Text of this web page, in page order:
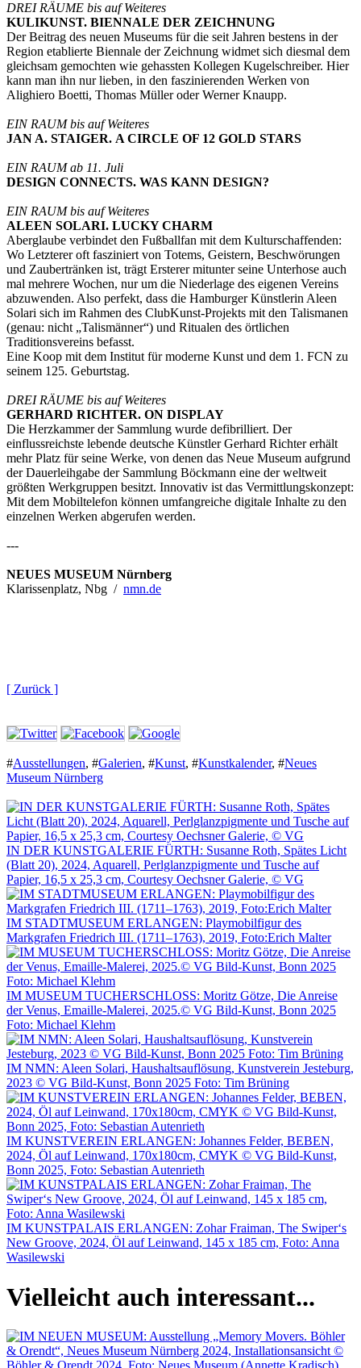
DREI RÄUME bis auf Weiteres
KULIKUNST. BIENNALE DER ZEICHNUNG
Der Beitrag des neuen Museums für die seit Jahren bestens in der
Region etablierte Biennale der Zeichnung widmet sich diesmal dem
gleichsam gemochten wie gehassten Kollegen Kugelschreiber. Hier
kann man ihn nur lieben, in den faszinierenden Werken von
Alighiero Boetti, Thomas Müller oder Werner Knaupp.
EIN RAUM bis auf Weiteres
JAN A. STAIGER. A CIRCLE OF 12 GOLD STARS
EIN RAUM ab 11. Juli
DESIGN CONNECTS. WAS KANN DESIGN?
EIN RAUM bis auf Weiteres
ALEEN SOLARI. LUCKY CHARM
Aberglaube verbindet den Fußballfan mit dem Kulturschaffenden:
Wo Letzterer oft fasziniert von Totems, Geistern, Beschwörungen
und Zaubertränken ist, trägt Ersterer mitunter seine Unterhose auch
mal mehrere Wochen, nur um die Niederlage des eigenen Vereins
abzuwenden. Also perfekt, dass die Hamburger Künstlerin Aleen
Solari sich im Rahmen des ClubKunst-Projekts mit den Talismanen
(genau: nicht „Talismänner“) und Ritualen des örtlichen
Traditionsvereins befasst.
Eine Koop mit dem Institut für moderne Kunst und dem 1. FCN zu
seinem 125. Geburtstag.
DREI RÄUME bis auf Weiteres
GERHARD RICHTER. ON DISPLAY
Die Herzkammer der Sammlung wurde defibrilliert. Der
einflussreichste lebende deutsche Künstler Gerhard Richter erhält
mehr Platz für seine Werke, von denen das Neue Museum aufgrund
der Dauerleihgabe der Sammlung Böckmann eine der weltweit
größten Werkgruppen besitzt. Innovativ ist das Vermittlungskonzept:
Mit dem Mobiltelefon können umfangreiche digitale Inhalte zu den
einzelnen Werken abgerufen werden.
---
NEUES MUSEUM Nürnberg
Klarissenplatz, Nbg / nmn.de
[ Zurück ]
#Ausstellungen, #Galerien, #Kunst, #Kunstkalender, #Neues
Museum Nürnberg
IN DER KUNSTGALERIE FÜRTH: Susanne Roth, Spätes Licht
(Blatt 20), 2024, Aquarell, Perlglanzpigmente und Tusche auf
Papier, 16,5 x 25,3 cm, Courtesy Oechsner Galerie, © VG
IM STADTMUSEUM ERLANGEN: Playmobilfigur des
Markgrafen Friedrich III. (1711–1763), 2019, Foto:Erich Malter
IM MUSEUM TUCHERSCHLOSS: Moritz Götze, Die Anreise
der Venus, Emaille-Malerei, 2025.© VG Bild-Kunst, Bonn 2025
Foto: Michael Klehm
IM NMN: Aleen Solari, Haushaltsauflösung, Kunstverein Jesteburg,
2023 © VG Bild-Kunst, Bonn 2025 Foto: Tim Brüning
IM KUNSTVEREIN ERLANGEN: Johannes Felder, BEBEN,
2024, Öl auf Leinwand, 170x180cm, CMYK © VG Bild-Kunst,
Bonn 2025, Foto: Sebastian Autenrieth
IM KUNSTPALAIS ERLANGEN: Zohar Fraiman, The Swiper‘s
New Groove, 2024, Öl auf Leinwand, 145 x 185 cm, Foto: Anna
Wasilewski
Vielleicht auch interessant...